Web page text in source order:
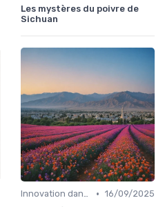
Les mystères du poivre de
Sichuan
Innovation dans la food • 16/09/2025